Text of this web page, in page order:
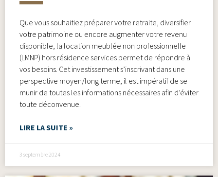
Que vous souhaitiez préparer votre retraite, diversifier
votre patrimoine ou encore augmenter votre revenu
disponible, la location meublée non professionnelle
(LMNP) hors résidence services permet de répondre à
vos besoins. Cet investissement s’inscrivant dans une
perspective moyen/long terme, il est impératif de se
munir de toutes les informations nécessaires afin d’éviter
toute déconvenue.
LIRE LA SUITE »
3 septembre 2024